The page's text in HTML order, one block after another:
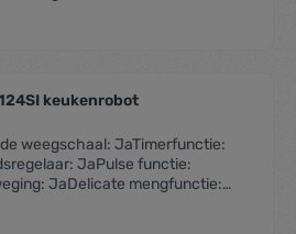
snelhedenRVS: garde,
flexi-klopper
keukenrobot
weegschaal: JaTimerfunctie:
JaPulse functie:
JaDelicate mengfunctie:
JaTouch screen: JaPreset
SPECIFICATIESAfmetingen